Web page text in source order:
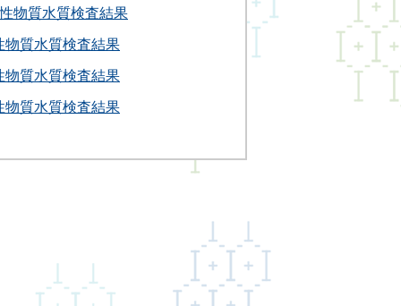
物質水質検査結果
物質水質検査結果
物質水質検査結果
物質水質検査結果